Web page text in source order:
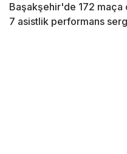
Başakşehir'de 172 maça
7 asistlik performans